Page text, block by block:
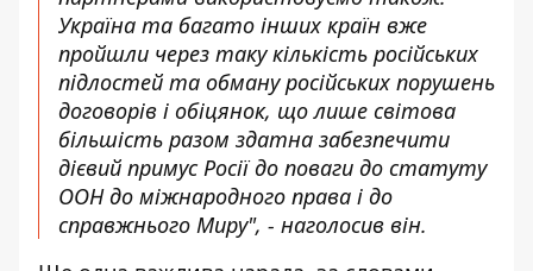
Україна та багато інших країн вже
пройшли через таку кількість російських
підлостей та обману російських порушень
договорів і обіцянок, що лише світова
більшість разом здатна забезпечити
дієвий примус Росії до поваги до статуту
ООН до міжнародного права і до
справжнього Миру", - наголосив він.